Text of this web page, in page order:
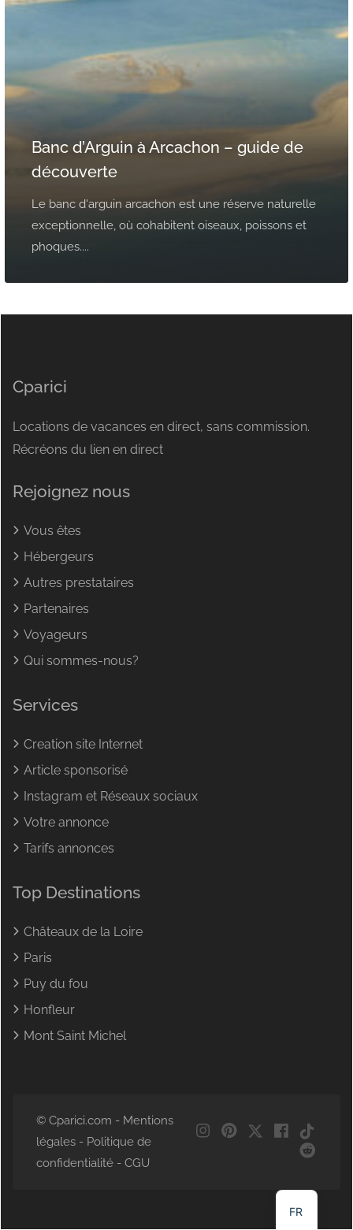
Banc d’Arguin à Arcachon – guide de
découverte
Le banc d'arguin arcachon est une réserve naturelle
exceptionnelle, où cohabitent oiseaux, poissons et
phoques....
Cparici
Locations de vacances en direct, sans commission.
Récréons du lien en direct
Rejoignez nous
Vous êtes
Hébergeurs
Autres prestataires
Partenaires
Voyageurs
Qui sommes-nous?
Services
Creation site Internet
Article sponsorisé
Instagram et Réseaux sociaux
Votre annonce
Tarifs annonces
Top Destinations
Châteaux de la Loire
Paris
Puy du fou
Honfleur
Mont Saint Michel
© Cparici.com - Mentions
légales - Politique de
confidentialité - CGU
FR
DE
NL